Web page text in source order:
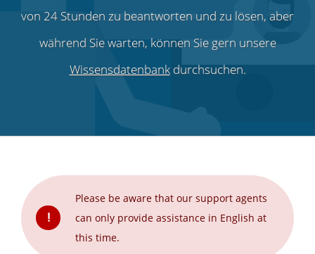
von 24 Stunden zu beantworten und zu lösen, aber
während Sie warten, können Sie gern unsere
Wissensdatenbankdurchsuchen.
!
Please be aware that our support agents
can only provide assistance in English at
this time.